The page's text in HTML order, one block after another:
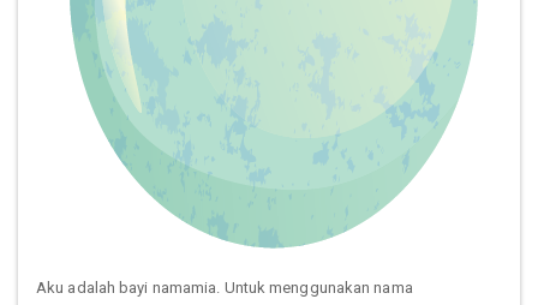
Aku adalah bayi namamia. Untuk menggunakan nama